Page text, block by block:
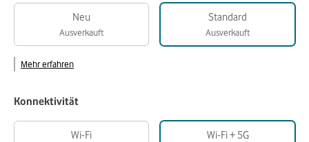
Neu
Ausverkauft
Standard
Ausverkauft
Mehr erfahren
Konnektivität
Wi-Fi Wi-Fi + 5G